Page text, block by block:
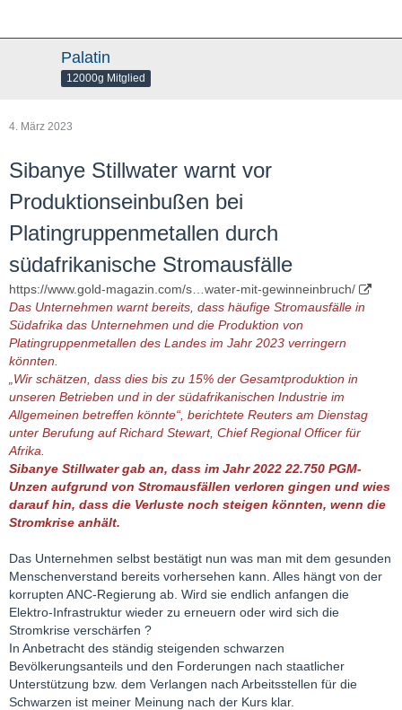
Palatin
12000g Mitglied
4. März 2023
Sibanye Stillwater warnt vor
Produktionseinbußen bei
Platingruppenmetallen durch
südafrikanische Stromausfälle
https://www.gold-magazin.com/s…water-mit-gewinneinbruch/
Das Unternehmen warnt bereits, dass häufige Stromausfälle in
Südafrika das Unternehmen und die Produktion von
Platingruppenmetallen des Landes im Jahr 2023 verringern
könnten.
„Wir schätzen, dass dies bis zu 15% der Gesamtproduktion in
unseren Betrieben und in der südafrikanischen Industrie im
Allgemeinen betreffen könnte“, berichtete Reuters am Dienstag
unter Berufung auf Richard Stewart, Chief Regional Officer für
Afrika.
Sibanye Stillwater gab an, dass im Jahr 2022 22.750 PGM-
Unzen aufgrund von Stromausfällen verloren gingen und wies
darauf hin, dass die Verluste noch steigen könnten, wenn die
Stromkrise anhält.
Das Unternehmen selbst bestätigt nun was man mit dem gesunden
Menschenverstand bereits vorhersehen kann. Alles hängt von der
korrupten ANC-Regierung ab. Wird sie endlich anfangen die
Elektro-Infrastruktur wieder zu erneuern oder wird sich die
Stromkrise verschärfen ?
In Anbetracht des ständig steigenden schwarzen
Bevölkerungsanteils und den Forderungen nach staatlicher
Unterstützung bzw. dem Verlangen nach Arbeitsstellen für die
Schwarzen ist meiner Meinung nach der Kurs klar.